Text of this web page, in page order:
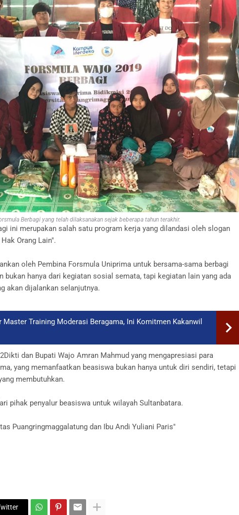
Berbagi yang telah dilaksanakan sejak beberapa tahun terakhir.
ini merupakan salah satu program kerja yang dilandasi oleh slogan
Orang Lain".
oleh Pembina Forsmula Uniprima untuk bersama-sama berbagi
bukan hanya dari kegiatan sosial semata, tapi kegiatan lain yang ada
akan dijalankan selanjutnya.
Master Training Moderasi Beragama, Ini Komitmen Kakanwil
dan Bupati Wajo Amran Mahmud yang mengapresiasi para
yang memanfaatkan beasiswa bukan hanya untuk diri sendiri, tetapi
membutuhkan.
pihak penyalur beasiswa untuk wilayah Sultanbatara.
Puangringmaggalatung dan Ibu Andi Yuliani Paris"